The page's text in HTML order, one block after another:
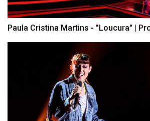
Paula Cristina Martins - "Loucura" |